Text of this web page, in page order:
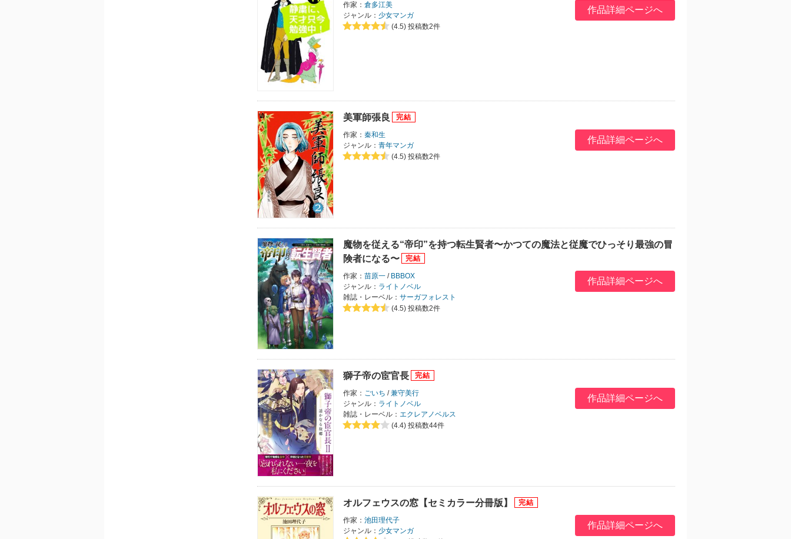
作家： 倉多江美
ジャンル： 少女マンガ
(4.5) 投稿数2件
作品詳細ページへ
美軍師張良
作家： 秦和生
ジャンル： 青年マンガ
(4.5) 投稿数2件
作品詳細ページへ
魔物を従える“帝印”を持つ転生賢者〜かつての魔法と従魔でひっそり最強の冒
険者になる〜
作家： 苗原一 / BBBOX
ジャンル： ライトノベル
雑誌・レーベル： サーガフォレスト
(4.5) 投稿数2件
作品詳細ページへ
獅子帝の宦官長
作家： ごいち /兼守美行
ジャンル： ライトノベル
雑誌・レーベル： エクレアノベルス
(4.4) 投稿数44件
作品詳細ページへ
オルフェウスの窓【セミカラー分冊版】
作家： 池田理代子
ジャンル： 少女マンガ
作品詳細ページへ